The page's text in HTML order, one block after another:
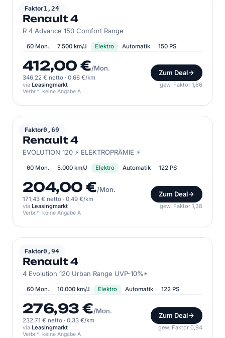
Faktor1,24
RENAULT
Renault 4
R 4 Advance 150 Comfort Range
60 Mon. 7.500 km/J Elektro Automatik 150 PS
412,00 €/Mon.
346,22 € netto · 0,66 €/km
Zum Deal
via Leasingmarkt gew. Faktor 1,66
Verbr.*: keine Angabe A
Faktor0,69
RENAULT
Renault 4
EVOLUTION 120 ⚡️ ELEKTROPRÄMIE ⚡️
60 Mon. 5.000 km/J Elektro Automatik 122 PS
204,00 €/Mon.
171,43 € netto · 0,49 €/km
Zum Deal
via Leasingmarkt gew. Faktor 1,38
Verbr.*: keine Angabe A
Faktor0,94
RENAULT
Renault 4
4 Evolution 120 Urban Range UVP-10%*
60 Mon. 10.000 km/J Elektro Automatik 122 PS
276,93 €/Mon.
232,71 € netto · 0,33 €/km
Zum Deal
via Leasingmarkt gew. Faktor 0,94
Verbr.*: keine Angabe A